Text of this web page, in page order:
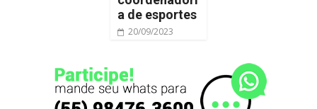
a de esportes
20/09/2023